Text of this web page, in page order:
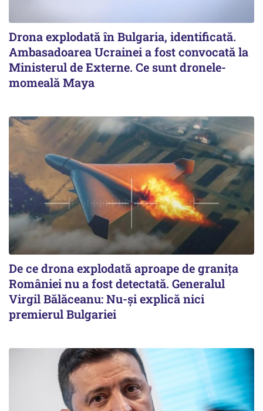
Drona explodată în Bulgaria, identificată.
Ambasadoarea Ucrainei a fost convocată la
Ministerul de Externe. Ce sunt dronele-
momeală Maya
De ce drona explodată aproape de granița
României nu a fost detectată. Generalul
Virgil Bălăceanu: Nu-și explică nici
premierul Bulgariei